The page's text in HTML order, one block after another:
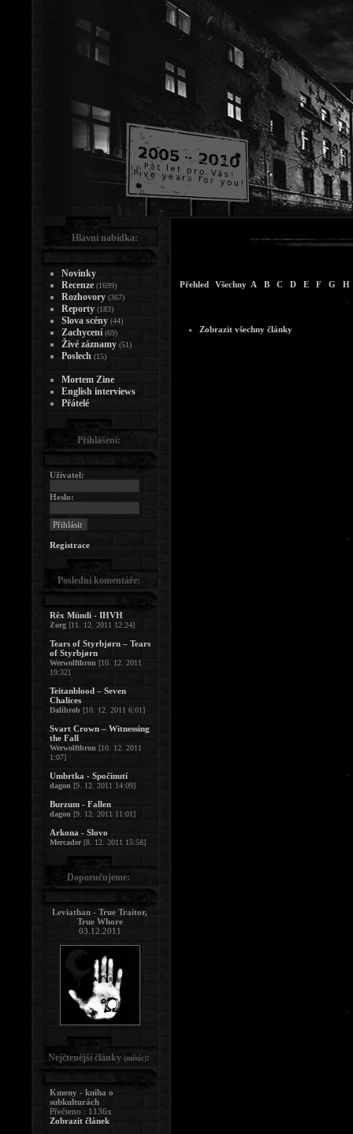
Přehled Všechny A B C D E F G H
Zobrazit všechny články
Hlavní nabídka:
Novinky
Recenze (1699)
Rozhovory (367)
Reporty (183)
Slova scény (44)
Zachycení (69)
Živé záznamy (51)
Poslech (15)
Mortem Zine
English interviews
Přátelé
Přihlášení:
Uživatel:
Heslo:
Registrace
Poslední komentáře:
Rêx Mündi - IHVH
Zorg [11. 12. 2011 12:24]
Tears of Styrbjørn – Tears
of Styrbjørn
Werwolfthron [10. 12. 2011
19:32]
Teitanblood – Seven
Chalices
Dalihrob [10. 12. 2011 6:01]
Svart Crown – Witnessing
the Fall
Werwolfthron [10. 12. 2011
1:07]
Umbrtka - Spočinutí
dagon [9. 12. 2011 14:09]
Burzum - Fallen
dagon [9. 12. 2011 11:01]
Arkona - Slovo
Mercader[8. 12. 2011 15:58]
Doporučujeme:
Leviathan - True Traitor,
True Whore
03.12.2011
Nejčtenější články (měsíc):
Kmeny - kniha o
subkulturách
Přečteno : 1136x
Zobrazit článek